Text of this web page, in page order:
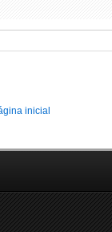
inicial